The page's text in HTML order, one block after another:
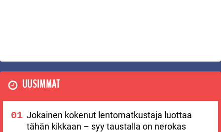
UUSIMMAT
Jokainen kokenut lentomatkustaja luottaa
tähän kikkaan – syy taustalla on nerokas